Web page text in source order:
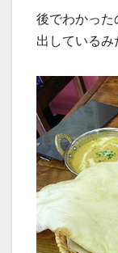
後でわかっ
出しているみ